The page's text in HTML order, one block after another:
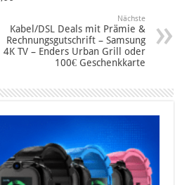
Nächste
Kabel/DSL Deals mit Prämie &
Rechnungsgutschrift – Samsung
4K TV – Enders Urban Grill oder
100€ Geschenkkarte